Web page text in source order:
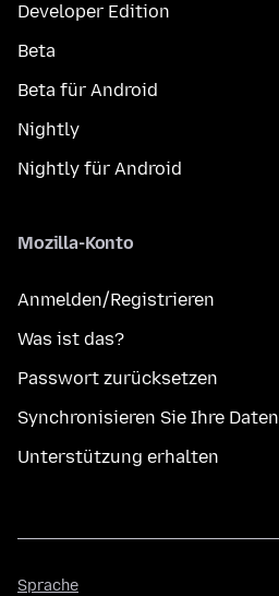
Developer Edition
Beta
Beta für Android
Nightly
Nightly für Android
Mozilla-Konto
Anmelden/Registrieren
Was ist das?
Passwort zurücksetzen
Synchronisieren Sie Ihre Daten
Unterstützung erhalten
Sprache